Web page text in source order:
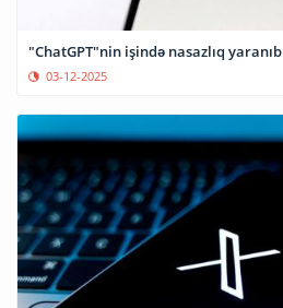
"ChatGPT"nin işində nasazlıq yaranıb
03-12-2025